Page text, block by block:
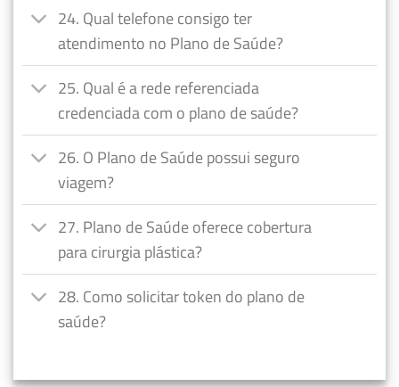
24. Qual telefone consigo ter
atendimento no Plano de Saúde?
25. Qual é a rede referenciada
credenciada com o plano de saúde?
26. O Plano de Saúde possui seguro
viagem?
27. Plano de Saúde oferece cobertura
para cirurgia plástica?
28. Como solicitar token do plano de
saúde?